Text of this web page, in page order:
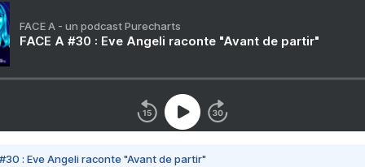
FACE A - un podcast Purecharts
FACE A #30 : Eve Angeli raconte "Avant de partir"
#30 : Eve Angeli raconte "Avant de partir"